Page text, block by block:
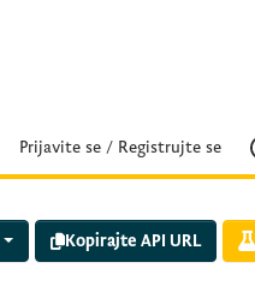
Prijavite se / Registrujte se
Kopirajte API URL